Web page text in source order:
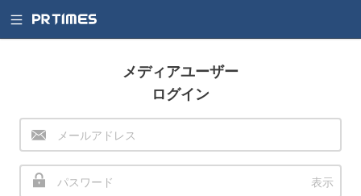
メディアユーザー
ログイン
表示